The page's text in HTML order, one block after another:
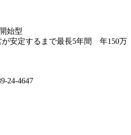
始型
が安定するまで最長5年間 年150万
24-4647